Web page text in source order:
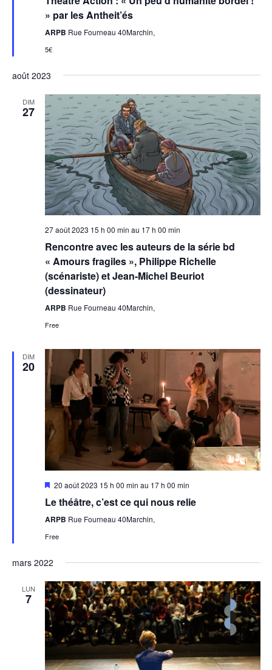
» par les Antheit’és
ARPB Rue Fourneau 40Marchin,
5€
août 2023
DIM
27
27 août 2023 15 h 00 min au 17 h 00 min
Rencontre avec les auteurs de la série bd
« Amours fragiles », Philippe Richelle
(scénariste) et Jean-Michel Beuriot
(dessinateur)
ARPB Rue Fourneau 40Marchin,
Free
DIM
20
Featured
20 août 2023 15 h 00 min au 17 h 00 min
Le théâtre, c’est ce qui nous relie
ARPB Rue Fourneau 40Marchin,
Free
mars 2022
LUN
7